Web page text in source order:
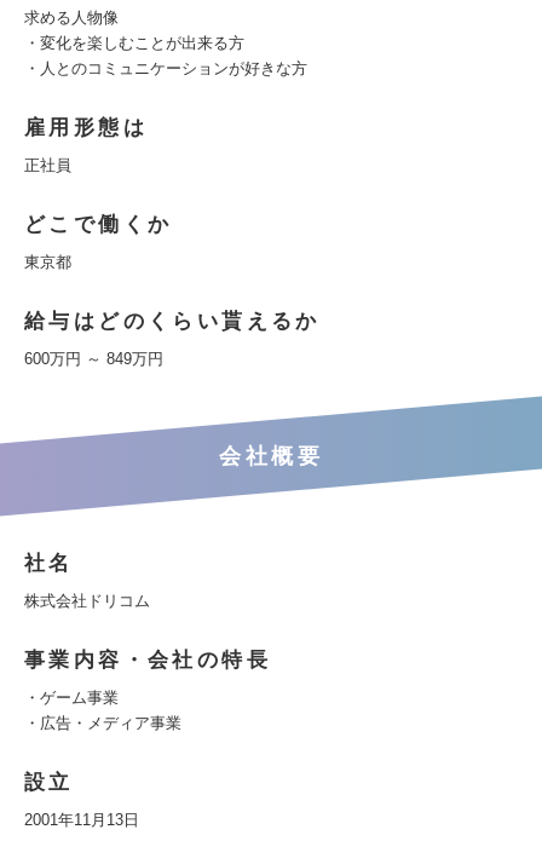
求める人物像
・変化を楽しむことが出来る方
・人とのコミュニケーションが好きな方
雇用形態は
正社員
どこで働くか
東京都
給与はどのくらい貰えるか
600万円 ～ 849万円
会社概要
社名
株式会社ドリコム
事業内容・会社の特長
・ゲーム事業
・広告・メディア事業
設立
2001年11月13日